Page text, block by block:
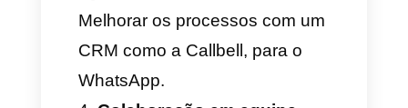
clientes, com um CRM para o
WhatsApp você tem a
possibilidade de personalizar